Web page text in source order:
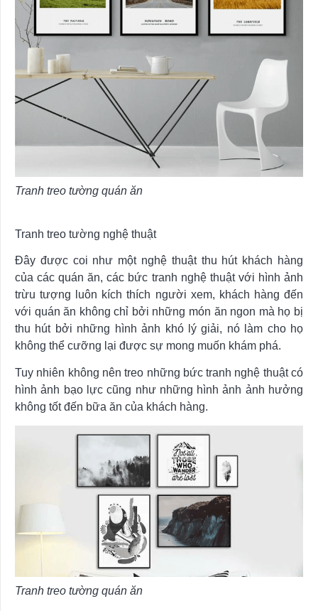
Tranh treo tường quán ăn
Tranh treo tường nghệ thuật
Đây được coi như một nghệ thuật thu hút khách hàng
của các quán ăn, các bức tranh nghệ thuật với hình ảnh
trừu tượng luôn kích thích người xem, khách hàng đến
với quán ăn không chỉ bởi những món ăn ngon mà họ bị
thu hút bởi những hình ảnh khó lý giải, nó làm cho họ
không thể cưỡng lại được sự mong muốn khám phá.
Tuy nhiên không nên treo những bức tranh nghệ thuật có
hình ảnh bạo lực cũng như những hình ảnh ảnh hưởng
không tốt đến bữa ăn của khách hàng.
Tranh treo tường quán ăn